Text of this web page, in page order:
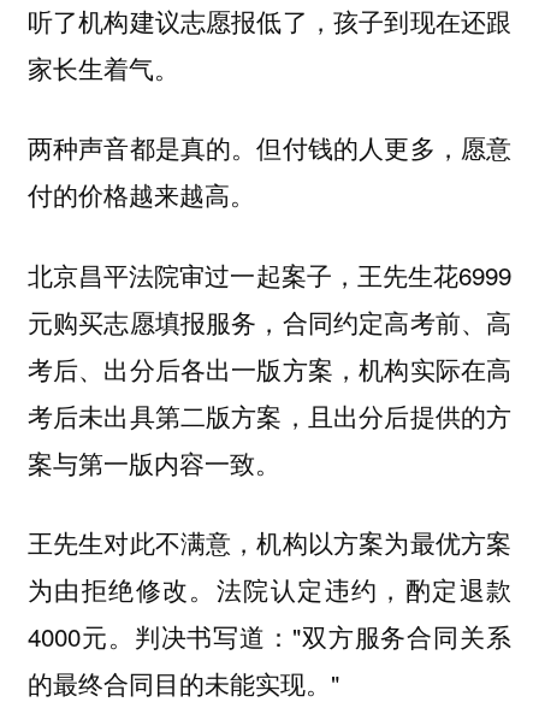
听了机构建议志愿报低了，孩子到现在还跟
家长生着气。
两种声音都是真的。但付钱的人更多，愿意
付的价格越来越高。
北京昌平法院审过一起案子，王先生花6999
元购买志愿填报服务，合同约定高考前、高
考后、出分后各出一版方案，机构实际在高
考后未出具第二版方案，且出分后提供的方
案与第一版内容一致。
王先生对此不满意，机构以方案为最优方案
为由拒绝修改。法院认定违约，酌定退款
4000元。判决书写道："双方服务合同关系
的最终合同目的未能实现。"